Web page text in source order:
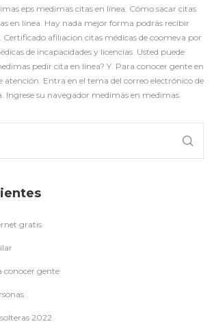
eps medimas citas en línea. Cómo sacar citas
en línea. Hay nada mejor forma podrás recibir
afiliacion citas médicas de coomeva por
de incapacidades y licencias. Usted puede
pedir cita en línea? Y. Para conocer gente en
atención. Entra en el tema del correo electrónico de
Ingrese su navegador medimás en medimas.
gratis
conocer gente
2022